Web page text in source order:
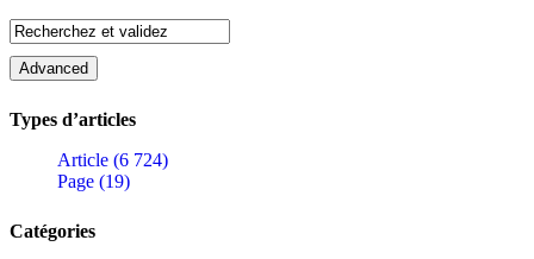
Types d’articles
Article (6 724)
Page (19)
Catégories